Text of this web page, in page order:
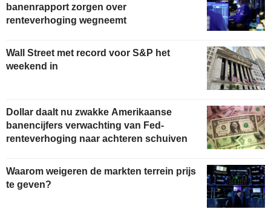
banenrapport zorgen over
renteverhoging wegneemt
Wall Street met record voor S&P het
weekend in
Dollar daalt nu zwakke Amerikaanse
banencijfers verwachting van Fed-
renteverhoging naar achteren schuiven
Waarom weigeren de markten terrein prijs
te geven?